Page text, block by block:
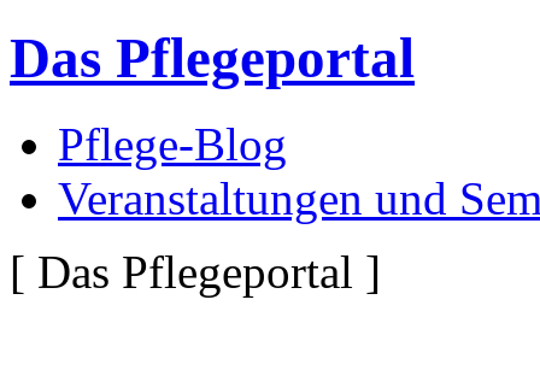
Das Pflegeportal
Pflege-Blog
Veranstaltungen und
[ Das Pflegeportal ]